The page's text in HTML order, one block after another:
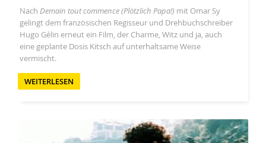
Nach Demain tout commence (Plötzlich Papa!) mit Omar Sy
gelingt dem französischen Regisseur und Drehbuchschreiber
Hugo Gélin erneut ein Film, der Charme, Witz und ja, auch
eine geplante Dosis Kitsch auf unterhaltsame Weise
vermischt.
WEITERLESEN